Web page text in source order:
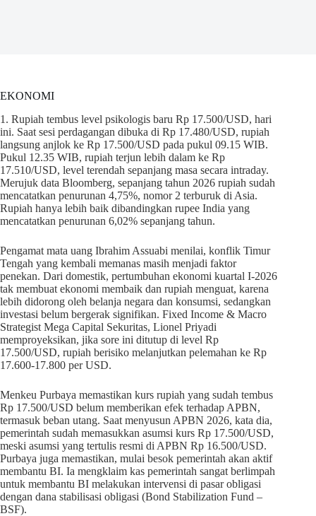
EKONOMI
1. Rupiah tembus level psikologis baru Rp 17.500/USD, hari
ini. Saat sesi perdagangan dibuka di Rp 17.480/USD, rupiah
langsung anjlok ke Rp 17.500/USD pada pukul 09.15 WIB.
Pukul 12.35 WIB, rupiah terjun lebih dalam ke Rp
17.510/USD, level terendah sepanjang masa secara intraday.
Merujuk data Bloomberg, sepanjang tahun 2026 rupiah sudah
mencatatkan penurunan 4,75%, nomor 2 terburuk di Asia.
Rupiah hanya lebih baik dibandingkan rupee India yang
mencatatkan penurunan 6,02% sepanjang tahun.
Pengamat mata uang Ibrahim Assuabi menilai, konflik Timur
Tengah yang kembali memanas masih menjadi faktor
penekan. Dari domestik, pertumbuhan ekonomi kuartal I-2026
tak membuat ekonomi membaik dan rupiah menguat, karena
lebih didorong oleh belanja negara dan konsumsi, sedangkan
investasi belum bergerak signifikan. Fixed Income & Macro
Strategist Mega Capital Sekuritas, Lionel Priyadi
memproyeksikan, jika sore ini ditutup di level Rp
17.500/USD, rupiah berisiko melanjutkan pelemahan ke Rp
17.600-17.800 per USD.
Menkeu Purbaya memastikan kurs rupiah yang sudah tembus
Rp 17.500/USD belum memberikan efek terhadap APBN,
termasuk beban utang. Saat menyusun APBN 2026, kata dia,
pemerintah sudah memasukkan asumsi kurs Rp 17.500/USD,
meski asumsi yang tertulis resmi di APBN Rp 16.500/USD.
Purbaya juga memastikan, mulai besok pemerintah akan aktif
membantu BI. Ia mengklaim kas pemerintah sangat berlimpah
untuk membantu BI melakukan intervensi di pasar obligasi
dengan dana stabilisasi obligasi (Bond Stabilization Fund –
BSF).